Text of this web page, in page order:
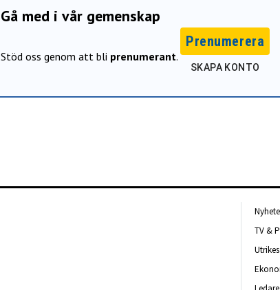
Gå med i vår gemenskap
Stöd oss genom att bli prenumerant.
Prenumerera
SKAPA KONTO
TV &
Utrikes